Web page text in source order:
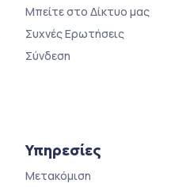
Μπείτε στο Δίκτυο μας
Συχνές Ερωτήσεις
Σύνδεση
Υπηρεσίες
Μετακόμιση